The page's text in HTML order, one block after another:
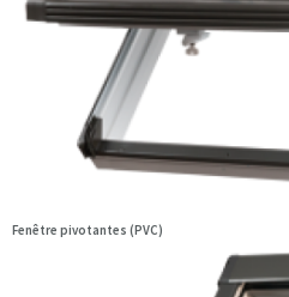
Fenêtre pivotantes (PVC)